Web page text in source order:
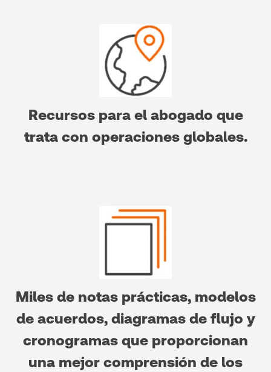
Recursos para el abogado que
trata con operaciones globales.
Miles de notas prácticas, modelos
de acuerdos, diagramas de flujo y
cronogramas que proporcionan
una mejor comprensión de los